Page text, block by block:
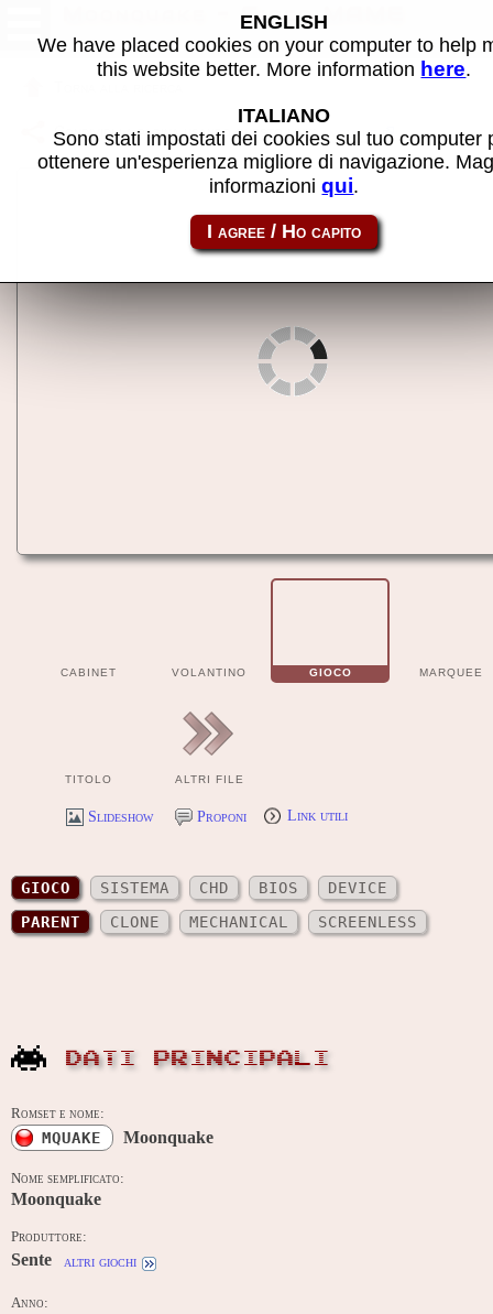
Moonquake - Gioco MAME
Condividi la pagina usando questo link: mquake
CABINET VOLANTINO GIOCO MARQUEE
TITOLO ALTRI FILE
Slideshow Proponi Link utili
GIOCO SISTEMA CHD BIOS
DEVICE
PARENT
CLONE MECHANICAL SCREENLESS
DATI PRINCIPALI
Romset e nome:
MQUAKE Moonquake
Nome semplificato:
Moonquake
Produttore:
Sente altri giochi
Anno:
ENGLISH
We have placed cookies on your computer to help
this website better. More information here.
ITALIANO
Sono stati impostati dei cookies sul tuo computer
ottenere un'esperienza migliore di navigazione.
informazioniqui.